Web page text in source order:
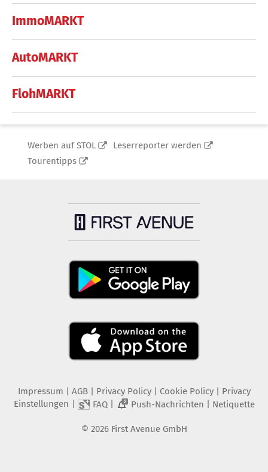
ImmoMARKT
AutoMARKT
FlohMARKT
Werben auf STOL
Leserreporter werden
Tourentipps
Impressum AGB Privacy Policy| Cookie Policy| Privacy
Einstellungen
FAQ| 2 Push-Nachrichten Netiquette
© 2026 First Avenue GmbH